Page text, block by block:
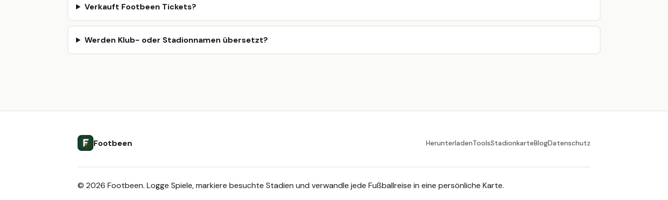
Verkauft Footbeen Tickets?
Werden Klub- oder Stadionnamen übersetzt?
Footbeen HerunterladenToolsStadionkarteBlogDatenschutz
© 2026 Footbeen. Logge Spiele, markiere besuchte Stadien und verwandle jede Fußballreise in eine persönliche Karte.